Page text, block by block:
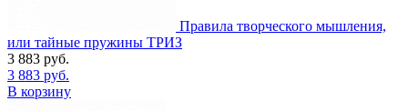
Правила творческого мышления,
или тайные пружины ТРИЗ
3 883 руб.
3 883 руб.
В корзину